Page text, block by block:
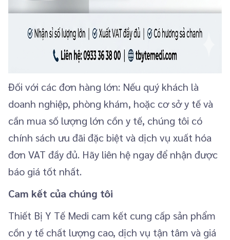
Đối với các đơn hàng lớn: Nếu quý khách là
doanh nghiệp, phòng khám, hoặc cơ sở y tế và
cần mua số lượng lớn cồn y tế, chúng tôi có
chính sách ưu đãi đặc biệt và dịch vụ xuất hóa
đơn VAT đầy đủ. Hãy liên hệ ngay để nhận được
báo giá tốt nhất.
Cam kết của chúng tôi
Thiết Bị Y Tế Medi cam kết cung cấp sản phẩm
cồn y tế chất lượng cao, dịch vụ tận tâm và giá